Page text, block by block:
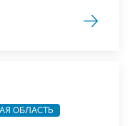
ОБЛАСТЬ